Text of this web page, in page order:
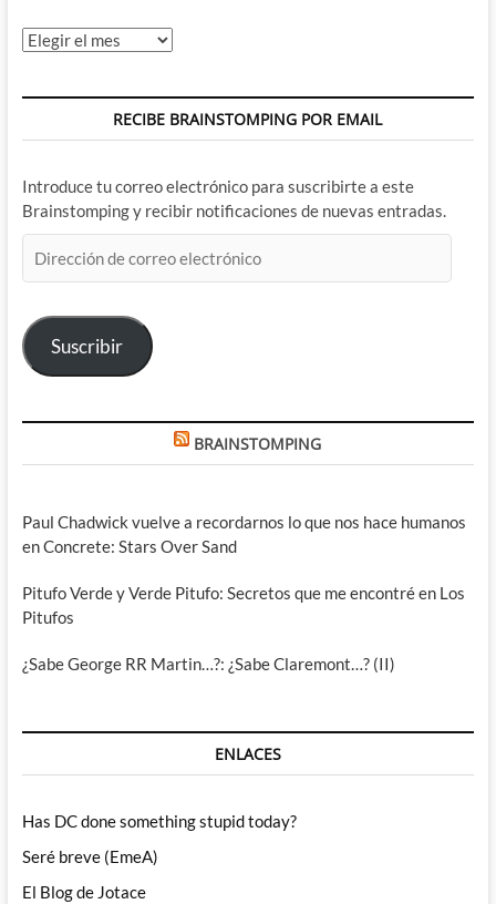
Archivos
RECIBE BRAINSTOMPING POR EMAIL
Introduce tu correo electrónico para suscribirte a este
Brainstomping y recibir notificaciones de nuevas entradas.
de
electrónico
Suscribir
BRAINSTOMPING
Paul Chadwick vuelve a recordarnos lo que nos hace humanos
en Concrete: Stars Over Sand
Pitufo Verde y Verde Pitufo: Secretos que me encontré en Los
Pitufos
¿Sabe George RR Martin…?: ¿Sabe Claremont…? (II)
ENLACES
Has DC done something stupid today?
Seré breve (EmeA)
El Blog de Jotace